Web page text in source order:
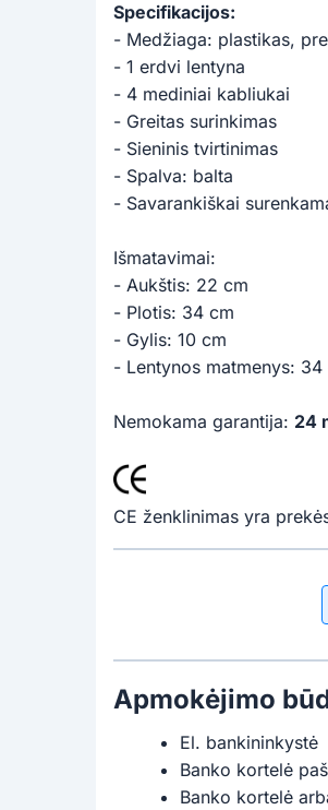
Specifikacijos:
- Medžiaga: plastikas,
- 1 erdvi lentyna
- 4 mediniai kabliukai
- Greitas surinkimas
- Sieninis tvirtinimas
- Spalva: balta
- Savarankiškai
Išmatavimai:
- Aukštis: 22 cm
- Plotis: 34 cm
- Gylis: 10 cm
- Lentynos matmenys:
Nemokama garantija: 24
CE ženklinimas yra
Apmokėjimo
El. bankininkystė
Banko kortelė
Banko kortelė